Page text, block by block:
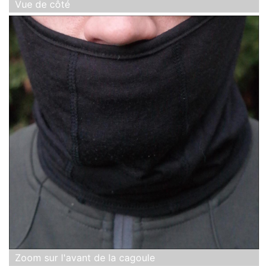
Vue de côté
Zoom sur l'avant de la cagoule